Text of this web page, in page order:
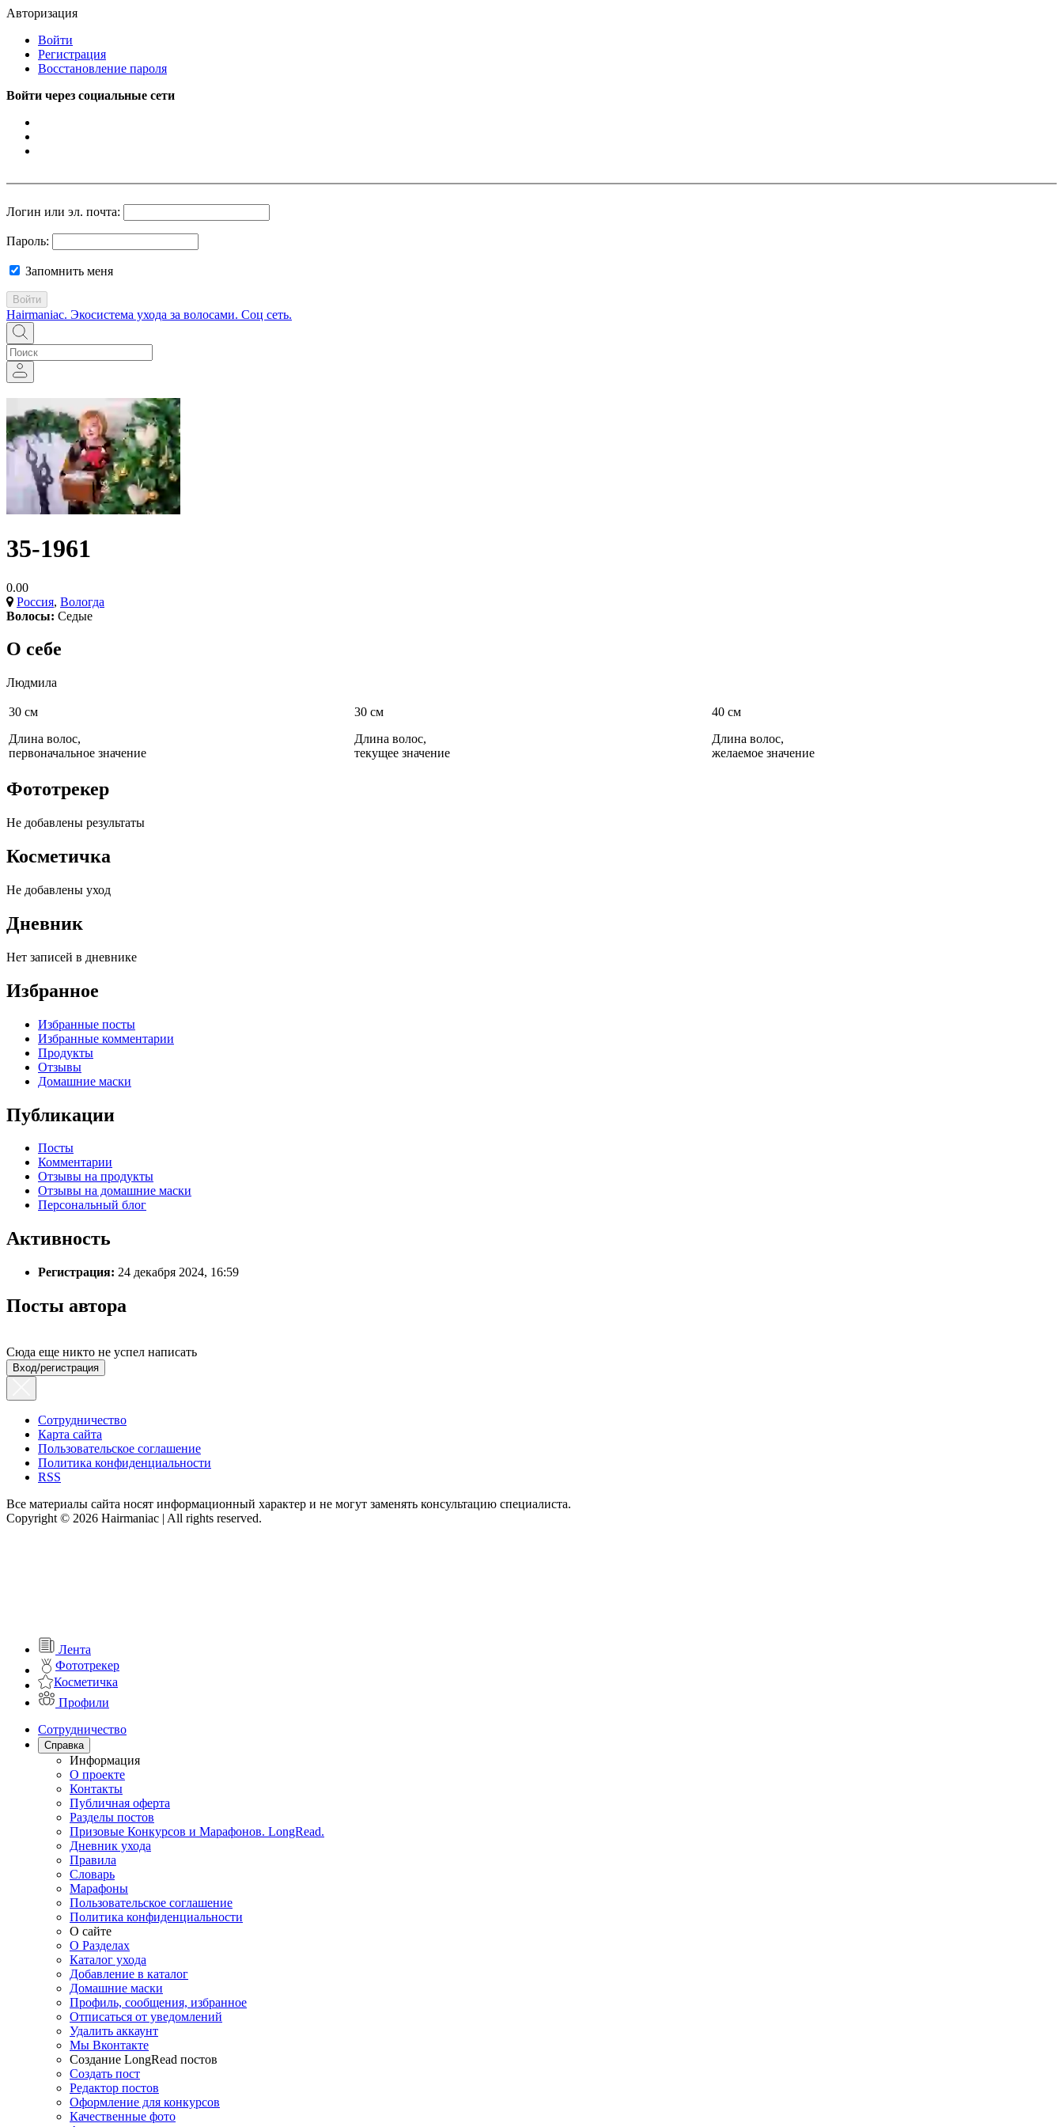
Авторизация
Войти
Регистрация
Восстановление пароля
Войти через социальные сети
Логин или эл. почта:
Пароль:
Запомнить меня
Войти
Hairmaniac. Экосистема ухода за волосами. Соц сеть.
35-1961
0.00
Россия, Вологда
Волосы: Седые
О себе
Людмила
30 см
Длина волос,
первоначальное значение
30 см
Длина волос,
текущее значение
40 см
Длина волос,
желаемое значение
Фототрекер
Не добавлены результаты
Косметичка
Не добавлены уход
Дневник
Нет записей в дневнике
Избранное
Избранные посты
Избранные комментарии
Продукты
Отзывы
Домашние маски
Публикации
Посты
Комментарии
Отзывы на продукты
Отзывы на домашние маски
Персональный блог
Активность
Регистрация: 24 декабря 2024, 16:59
Посты автора
Сюда еще никто не успел написать
Вход/регистрация
Сотрудничество
Карта сайта
Пользовательское соглашение
Политика конфиденциальности
RSS
Все материалы сайта носят информационный характер и не могут заменять консультацию специалиста.
Copyright © 2026 Hairmaniac | All rights reserved.
Лента
Фототрекер
Косметичка
Профили
Сотрудничество
Справка
Информация
О проекте
Контакты
Публичная оферта
Разделы постов
Призовые Конкурсов и Марафонов. LongRead.
Дневник ухода
Правила
Словарь
Марафоны
Пользовательское соглашение
Политика конфиденциальности
О сайте
О Разделах
Каталог ухода
Добавление в каталог
Домашние маски
Профиль, сообщения, избранное
Отписаться от уведомлений
Удалить аккаунт
Мы Вконтакте
Создание LongRead постов
Создать пост
Редактор постов
Оформление для конкурсов
Качественные фото